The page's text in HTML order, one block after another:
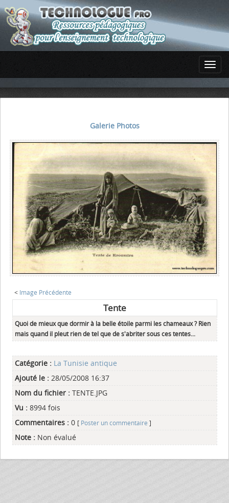
Galerie Photos
< Image Précédente
Tente
Quoi de mieux que dormir à la belle étoile parmi les chameaux ? Rien
mais quand il pleut rien de tel que de s'abriter sous ces tentes...
Catégorie : La Tunisie antique
Ajouté le :28/05/2008 16:37
Nom du fichier :TENTE.JPG
Vu :8994 fois
Commentaires :0 [ Poster un commentaire ]
Note :Non évalué